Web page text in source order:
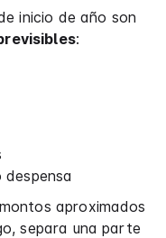
inicio de año son
:
aproximados
separa una parte